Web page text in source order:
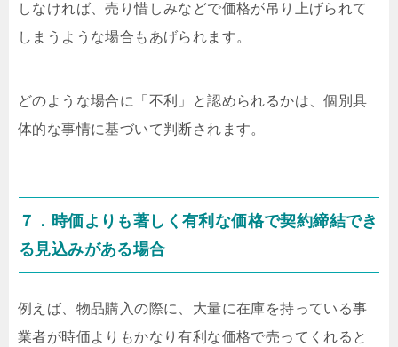
しなければ、売り惜しみなどで価格が吊り上げられて
しまうような場合もあげられます。
どのような場合に「不利」と認められるかは、個別具
体的な事情に基づいて判断されます。
７．時価よりも著しく有利な価格で契約締結でき
る見込みがある場合
例えば、物品購入の際に、大量に在庫を持っている事
業者が時価よりもかなり有利な価格で売ってくれると